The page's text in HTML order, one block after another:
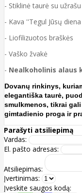
- Stiklinė taurė su
- Kava ''Tegul Jūsų
- Liofilizuotos braškės
- Vaško žvakė
- Nealkoholinis alaus
Dovanų rinkinys,
elegantiška taurė,
smulkmenos, tikrai
gimtadienio proga ir
Parašyti atsiliepimą
Vardas:
El. pašto adresas:
Atsiliepimas:
Įvertinimas:
Įveskite saugos kodą: